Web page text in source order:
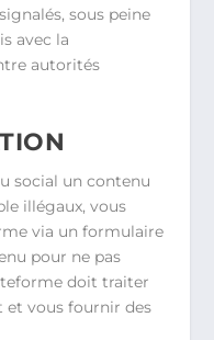
sous peine
avec la
autorités
social un contenu
illégaux, vous
via un formulaire
pour ne pas
doit traiter
vous fournir des